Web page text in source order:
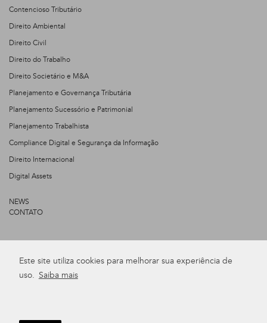
Este site utiliza cookies para melhorar sua experiência de
uso. Saiba mais
Contencioso Tributário
Direito Ambiental
Direito Civil
Direito do Trabalho
Direito Societário e M&A
Planejamento e Governança Tributária
Planejamento Sucessório e Patrimonial
Planejamento Trabalhista
Compliance Digital e Segurança da Informação
Direito Internacional
Digital Assets
NEWS
CONTATO
+55 47 3275 2044
Rua Olívio Domingos Brugnago, 180 | Vila Nova | 89259-260 |